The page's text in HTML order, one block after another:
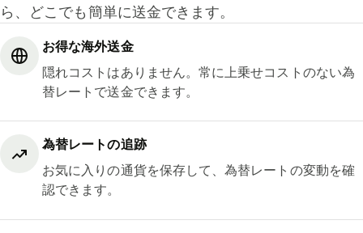
ら、どこでも簡単に送金できます。
お得な海外送金
隠れコストはありません。常に上乗せコストのない為
替レートで送金できます。
為替レートの追跡
お気に入りの通貨を保存して、為替レートの変動を確
認できます。